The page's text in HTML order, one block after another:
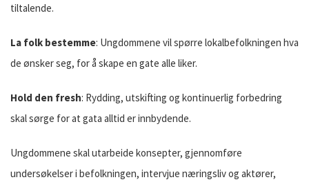
tiltalende.
La folk bestemme: Ungdommene vil spørre lokalbefolkningen hva
de ønsker seg, for å skape en gate alle liker.
Hold den fresh: Rydding, utskifting og kontinuerlig forbedring
skal sørge for at gata alltid er innbydende.
Ungdommene skal utarbeide konsepter, gjennomføre
undersøkelser i befolkningen, intervjue næringsliv og aktører,